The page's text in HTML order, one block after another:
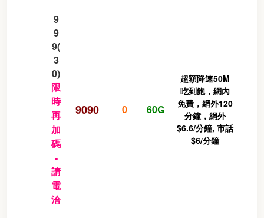
9
9
9(
3
0)
限
時
再
加
碼
-
請
電
洽
9090 0 60G
超額降速50M
吃到飽，網內
免費，網外120
分鐘，網外
$6.6/分鐘, 市話
$6/分鐘